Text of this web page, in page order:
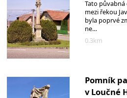
Tato půvabná
mezi řekou
byla poprvé
ne…
0.3km
Pomník
v Loučné